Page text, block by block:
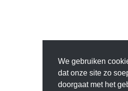
We gebruiken
dat onze site zo
doorgaat met het